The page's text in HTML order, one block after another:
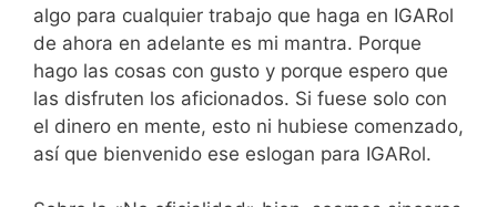
algo para cualquier trabajo que haga en IGARol
de ahora en adelante es mi mantra. Porque
hago las cosas con gusto y porque espero que
las disfruten los aficionados. Si fuese solo con
el dinero en mente, esto ni hubiese comenzado,
así que bienvenido ese eslogan para IGARol.